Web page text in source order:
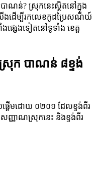
ណន់? ស្រុកនេះស្ថិតនៅក្នុង
យើងដើម្បីរកលេខកូដប្រៃសណីយ៍
សេងទៀតនៅទូទាំង ខេត្ត
ក បាណន់ ៨ខ្ទង់
ើមដោយ ០២០១ ដែលខ្ទង់ពីរ
សញ្ញាណស្រុកនេះ និងខ្ទង់ពីរ